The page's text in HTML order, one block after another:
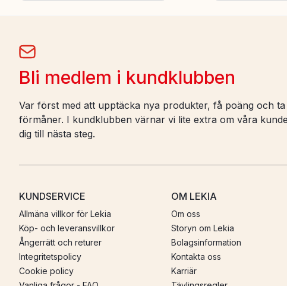
Bli medlem i kundklubben
Var först med att upptäcka nya produkter, få poäng och
förmåner. I kundklubben värnar vi lite extra om våra
dig till nästa steg.
KUNDSERVICE
Allmäna villkor för Lekia
Köp- och leveransvillkor
Ångerrätt och returer
Integritetspolicy
Cookie policy
OM LEKIA
Om oss
Storyn om Lekia
Bolagsinformation
Kontakta oss
Karriär